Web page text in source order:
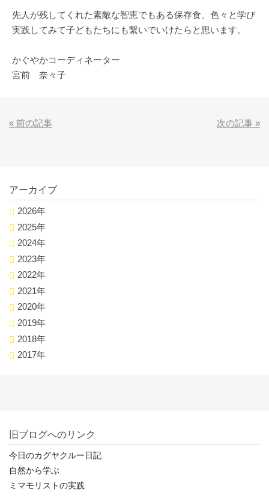
先人が残してくれた素敵な智恵でもある保存食、色々と学び
実践してみて子どもたちにも繋いでいけたらと思います。
かぐやかコーディネーター
宮前 奈々子
« 前の記事 次の記事 »
アーカイブ
2026年
2025年
2024年
2023年
2022年
2021年
2020年
2019年
2018年
2017年
旧ブログへのリンク
今日のカグヤクルー日記
自然から学ぶ
ミマモリストの実践